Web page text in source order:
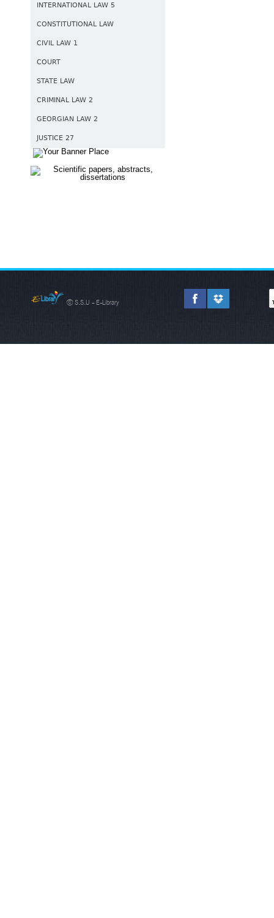
INTERNATIONAL LAW 5
CONSTITUTIONAL LAW
CIVIL LAW 1
COURT
STATE LAW
CRIMINAL LAW 2
GEORGIAN LAW 2
JUSTICE 27
© S.S.U - E-Library